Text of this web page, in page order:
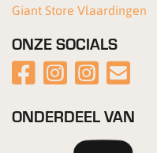
Giant Store Vlaardingen
ONZE SOCIALS
ONDERDEEL VAN